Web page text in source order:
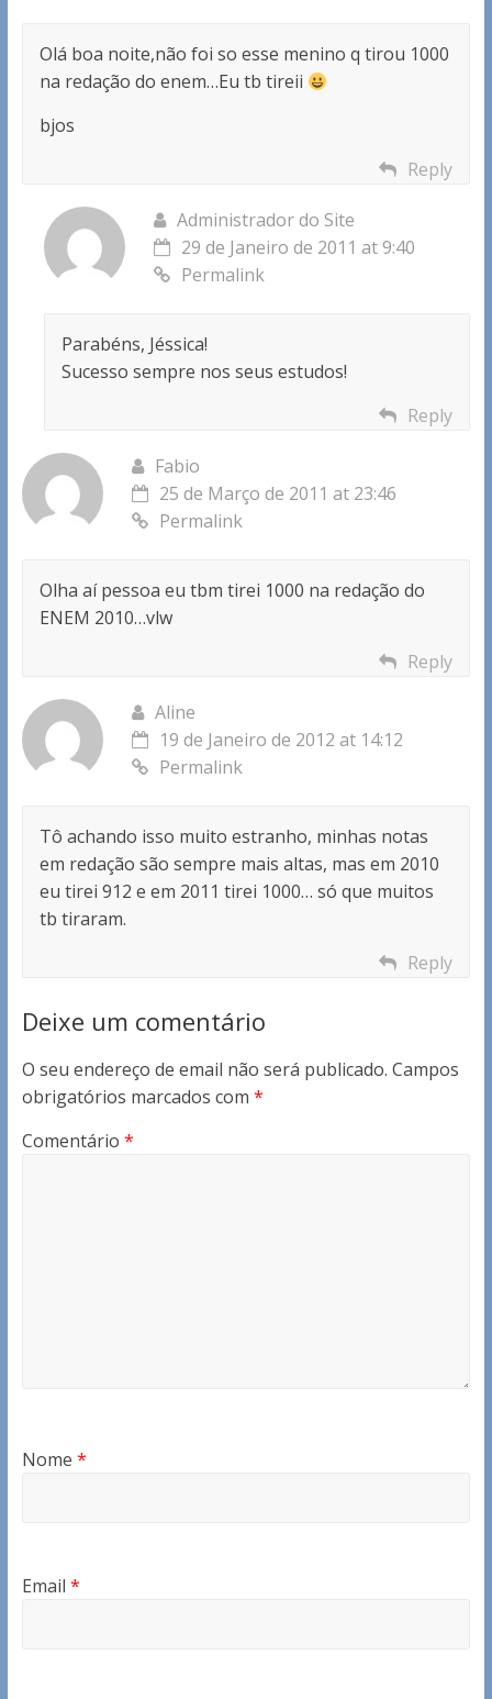
Olá boa noite,não foi so esse menino q tirou 1000
na redação do enem…Eu tb tireii
bjos
Reply
Administrador do Site
29 de Janeiro de 2011 at 9:40
Permalink
Parabéns, Jéssica!
Sucesso sempre nos seus estudos!
Reply
Fabio
25 de Março de 2011 at 23:46
Permalink
Olha aí pessoa eu tbm tirei 1000 na redação do
ENEM 2010…vlw
Reply
Aline
19 de Janeiro de 2012 at 14:12
Permalink
Tô achando isso muito estranho, minhas notas
em redação são sempre mais altas, mas em 2010
eu tirei 912 e em 2011 tirei 1000… só que muitos
tb tiraram.
Reply
Deixe um comentário
O seu endereço de email não será publicado. Campos
obrigatórios marcados com *
Comentário *
Nome *
Email *